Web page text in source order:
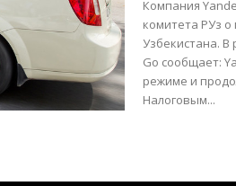
Компания
комитета РУз
Узбекистана. В
Go сообщает: Yandex Go работает в Узбекистане в штатном
режиме и
Налоговым...